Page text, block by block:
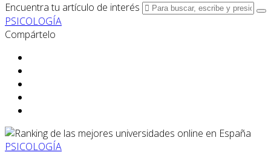
Encuentra tu artículo de interés
PSICOLOGÍA
Compártelo
PSICOLOGÍA